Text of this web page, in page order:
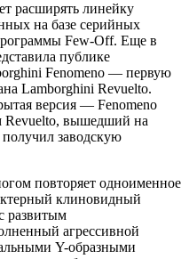
расширять линейку
на базе серийных
Few-Off. Еще в
публике
Fenomeno — первую
Lamborghini Revuelto.
версия — Fenomeno
Revuelto, вышедший на
заводскую
повторяет одноименное
клиновидный
развитым
агрессивной
Y-образными